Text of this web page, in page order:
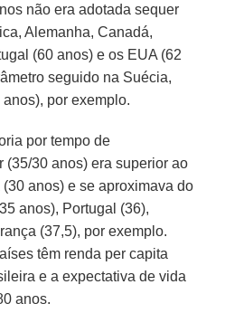
não era adotada sequer
Alemanha, Canadá,
(60 anos) e os EUA (62
seguido na Suécia,
por exemplo.
por tempo de
(35/30 anos) era superior ao
anos) e se aproximava do
anos), Portugal (36),
(37,5), por exemplo.
têm renda per capita
e a expectativa de vida
anos.